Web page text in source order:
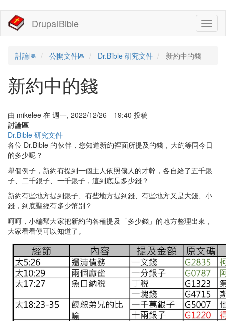
主
DrupalBible
討論區 公開文件區 Dr.Bible 研究文件 新約中的錢
新約中的錢
由 mikelee 在 週一, 2022/12/26 - 19:40 投稿
討論區
Dr.Bible 研究文件
各位 Dr.Bible 的伙伴，您知道新約裡面所提及的錢，大約等同今日
的多少呢？
舉個例子，新約有提到一個主人依照僕人的才幹，各自給了五千銀
子、二千銀子、一千銀子，這到底是多少錢？
新約有些地方提到銀子、有些地方提到錢、有些地方又是大錢、小
錢，到底聖經有多少幣別？
呵呵，小編幫大家把新約的各種提及「多少錢」的地方整理出來，
大家看看便可以知道了。